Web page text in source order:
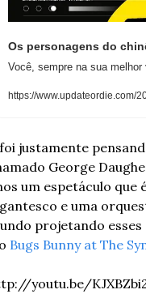
Os personagens do
Você, sempre na sua melhor
https://www.updateordie.com/
justamente
George
um espetáculo que
e uma
projetando esses
Bugs Bunny at The
youtu.be/